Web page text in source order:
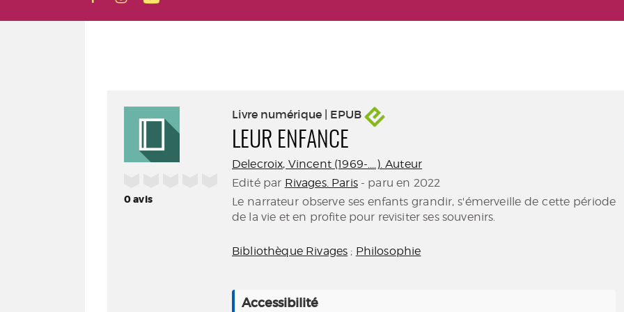
0avis
Livre numérique | EPUB
LEUR ENFANCE
Delecroix, Vincent (1969-....). Auteur
Edité par Rivages. Paris- paru en 2022
Le narrateur observe ses enfants grandir, s'émerveille de cette période
de la vie et en profite pour revisiter ses souvenirs.
Bibliothèque Rivages ; Philosophie
Accessibilité